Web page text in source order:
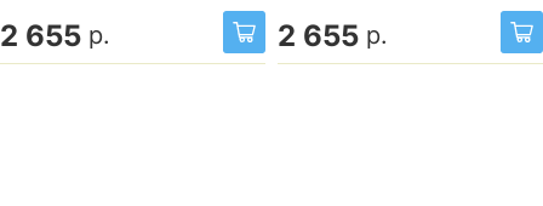
2 655 р. 2 655 р.